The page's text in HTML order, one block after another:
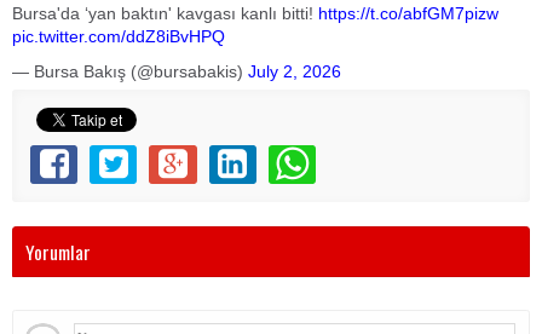
Bursa'da ‘yan baktın' kavgası kanlı bitti! https://t.co/abfGM7pizw
pic.twitter.com/ddZ8iBvHPQ
— Bursa Bakış (@bursabakis) July 2, 2026
Yorumlar